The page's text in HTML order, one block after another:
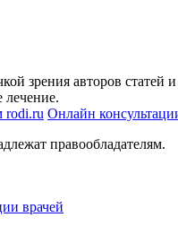
зрения авторов
лечение.
rodi.ru Онлайн
правообладателям.
врачей